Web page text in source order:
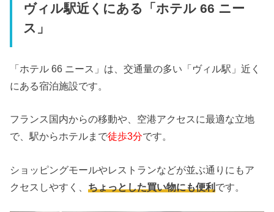
ヴィル駅近くにある「ホテル 66 ニー
ス」
「ホテル 66 ニース」は、交通量の多い「ヴィル駅」近く
にある宿泊施設です。
フランス国内からの移動や、空港アクセスに最適な立地
で、駅からホテルまで徒歩3分です。
ショッピングモールやレストランなどが並ぶ通りにもア
クセスしやすく、ちょっとした買い物にも便利です。